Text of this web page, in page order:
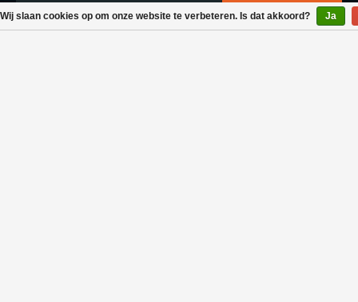
Wij slaan cookies op om onze website te verbeteren. Is dat akkoord? Ja